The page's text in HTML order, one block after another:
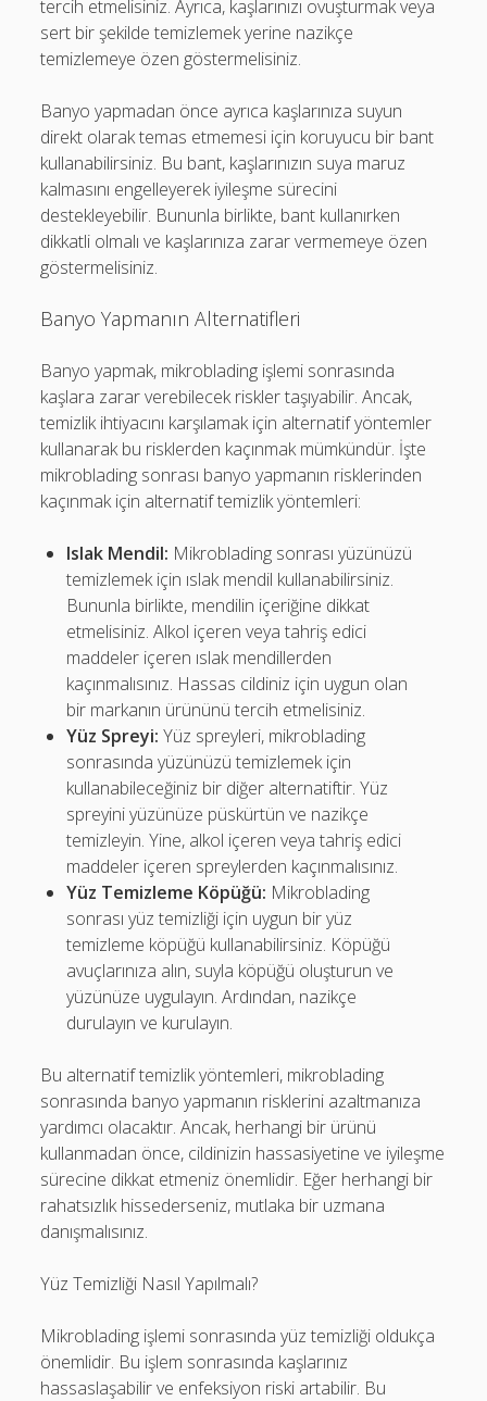
tercih etmelisiniz. Ayrıca, kaşlarınızı ovuşturmak veya
sert bir şekilde temizlemek yerine nazikçe
temizlemeye özen göstermelisiniz.
Banyo yapmadan önce ayrıca kaşlarınıza suyun
direkt olarak temas etmemesi için koruyucu bir bant
kullanabilirsiniz. Bu bant, kaşlarınızın suya maruz
kalmasını engelleyerek iyileşme sürecini
destekleyebilir. Bununla birlikte, bant kullanırken
dikkatli olmalı ve kaşlarınıza zarar vermemeye özen
göstermelisiniz.
Banyo Yapmanın Alternatifleri
Banyo yapmak, mikroblading işlemi sonrasında
kaşlara zarar verebilecek riskler taşıyabilir. Ancak,
temizlik ihtiyacını karşılamak için alternatif yöntemler
kullanarak bu risklerden kaçınmak mümkündür. İşte
mikroblading sonrası banyo yapmanın risklerinden
kaçınmak için alternatif temizlik yöntemleri:
Islak Mendil: Mikroblading sonrası yüzünüzü
temizlemek için ıslak mendil kullanabilirsiniz.
Bununla birlikte, mendilin içeriğine dikkat
etmelisiniz. Alkol içeren veya tahriş edici
maddeler içeren ıslak mendillerden
kaçınmalısınız. Hassas cildiniz için uygun olan
bir markanın ürününü tercih etmelisiniz.
Yüz Spreyi: Yüz spreyleri, mikroblading
sonrasında yüzünüzü temizlemek için
kullanabileceğiniz bir diğer alternatiftir. Yüz
spreyini yüzünüze püskürtün ve nazikçe
temizleyin. Yine, alkol içeren veya tahriş edici
maddeler içeren spreylerden kaçınmalısınız.
Yüz Temizleme Köpüğü: Mikroblading
sonrası yüz temizliği için uygun bir yüz
temizleme köpüğü kullanabilirsiniz. Köpüğü
avuçlarınıza alın, suyla köpüğü oluşturun ve
yüzünüze uygulayın. Ardından, nazikçe
durulayın ve kurulayın.
Bu alternatif temizlik yöntemleri, mikroblading
sonrasında banyo yapmanın risklerini azaltmanıza
yardımcı olacaktır. Ancak, herhangi bir ürünü
kullanmadan önce, cildinizin hassasiyetine ve iyileşme
sürecine dikkat etmeniz önemlidir. Eğer herhangi bir
rahatsızlık hissederseniz, mutlaka bir uzmana
danışmalısınız.
Yüz Temizliği Nasıl Yapılmalı?
Mikroblading işlemi sonrasında yüz temizliği oldukça
önemlidir. Bu işlem sonrasında kaşlarınız
hassaslaşabilir ve enfeksiyon riski artabilir. Bu